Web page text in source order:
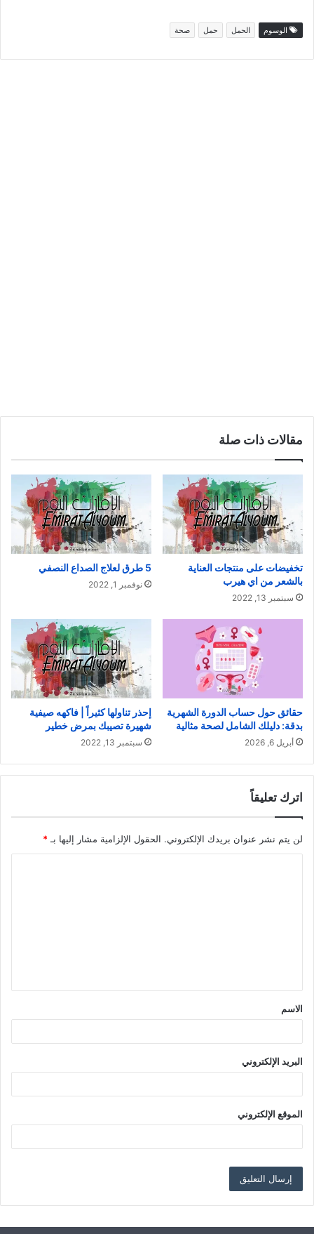
الوسوم الحمل حمل صحة
مقالات ذات صلة
تخفيضات على منتجات العناية
بالشعر من اي هيرب
سبتمبر 13, 2022
5 طرق لعلاج الصداع النصفي
نوفمبر 1, 2022
حقائق حول حساب الدورة الشهرية
بدقة: دليلك الشامل لصحة مثالية
أبريل 6, 2026
إحذر تناولها كثيراً | فاكهه صيفية
شهيرة تصيبك بمرض خطير
سبتمبر 13, 2022
اترك تعليقاً
لن يتم نشر عنوان بريدك الإلكتروني. الحقول الإلزامية مشار إليها بـ *
ق
*
الاسم
البريد الإلكتروني
الموقع الإلكتروني